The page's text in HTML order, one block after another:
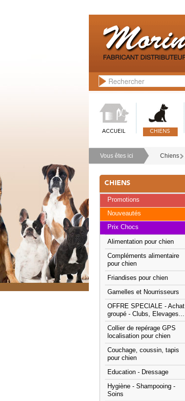
ACCUEIL CHIENS
Vous êtes ici Chiens
CHIENS
Promotions
Nouveautés
Prix Chocs
Alimentation pour chien
Compléments alimentaire
pour chien
Friandises pour chien
Gamelles et Nourrisseurs
OFFRE SPECIALE - Achat
groupé - Clubs, Elevages...
Collier de repérage GPS
localisation pour chien
Couchage, coussin, tapis
pour chien
Education - Dressage
Hygiène - Shampooing -
Soins